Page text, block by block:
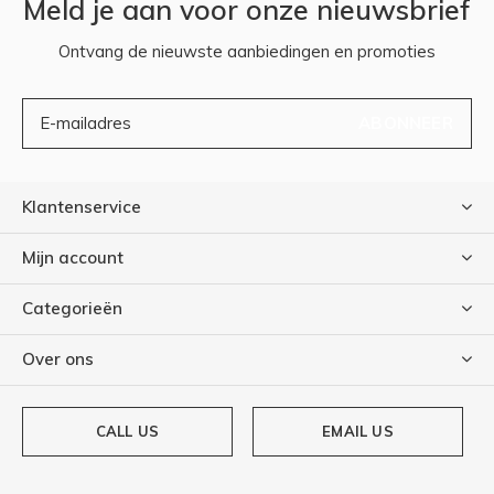
Meld je aan voor onze nieuwsbrief
Ontvang de nieuwste aanbiedingen en promoties
Klantenservice
Mijn account
Categorieën
Over ons
CALL US EMAIL US